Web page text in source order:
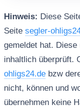
Hinweis: Diese
Seite segler-
gemeldet hat.
inhaltlich überprüft.
ohligs24.debzw
nicht, können und
übernehmen keine